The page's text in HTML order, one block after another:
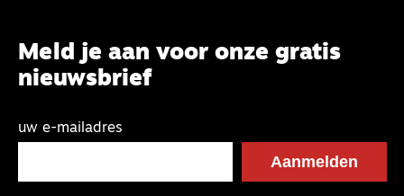
Meld je aan voor onze gratis
nieuwsbrief
uw e-mailadres